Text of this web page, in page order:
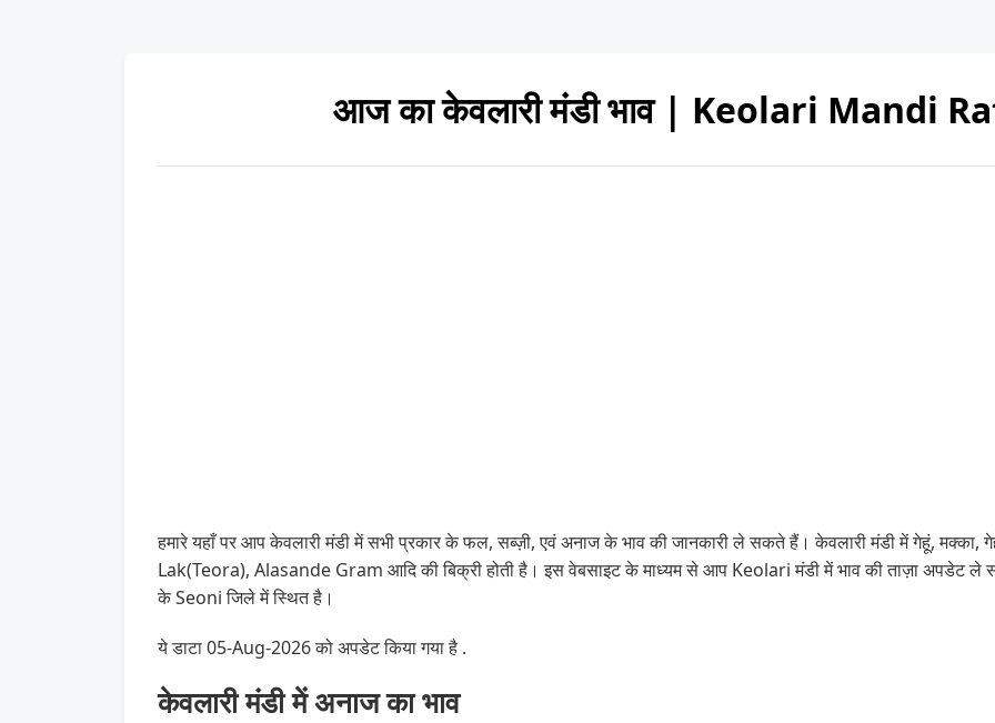
आज का केवलारी मंडी भाव | Keolari Mandi
हमारे यहाँ पर आप केवलारी मंडी में सभी प्रकार के फल, सब्ज़ी, एवं अनाज के भाव की जानकारी ले सकते हैं। केवलारी मंडी में गेहूं, मक्का,
Lak(Teora), Alasande Gram आदि की बिक्री होती है। इस वेबसाइट के माध्यम से आप Keolari मंडी में भाव की ताज़ा अपडेट
के Seoni जिले में स्थित है।
ये डाटा 05-Aug-2026 को अपडेट किया गया है .
केवलारी मंडी में अनाज का भाव